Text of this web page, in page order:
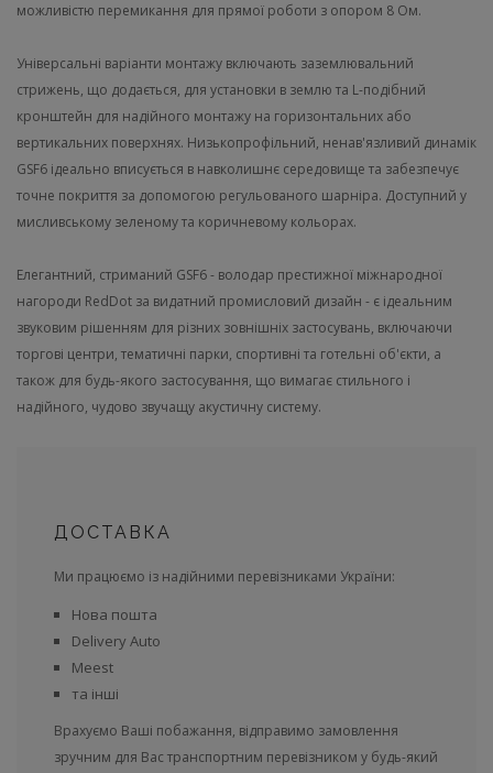
можливістю перемикання для прямої роботи з опором 8 Ом.
Універсальні варіанти монтажу включають заземлювальний
стрижень, що додається, для установки в землю та L-подібний
кронштейн для надійного монтажу на горизонтальних або
вертикальних поверхнях. Низькопрофільний, ненав'язливий динамік
GSF6 ідеально вписується в навколишнє середовище та забезпечує
точне покриття за допомогою регульованого шарніра. Доступний у
мисливському зеленому та коричневому кольорах.
Елегантний, стриманий GSF6 - володар престижної міжнародної
нагороди RedDot за видатний промисловий дизайн - є ідеальним
звуковим рішенням для різних зовнішніх застосувань, включаючи
торгові центри, тематичні парки, спортивні та готельні об'єкти, а
також для будь-якого застосування, що вимагає стильного і
надійного, чудово звучащу акустичну систему.
ДОСТАВКА
Ми працюємо із надійними перевізниками України:
Нова пошта
Delivery Auto
Meest
та інші
Врахуємо Ваші побажання, відправимо замовлення
зручним для Вас транспортним перевізником у будь-який